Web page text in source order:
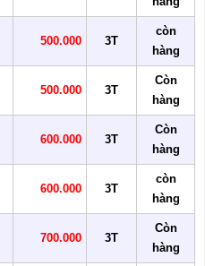
500.000 3T
còn
hàng
500.000 3T
Còn
hàng
600.000 3T
Còn
hàng
600.000 3T
còn
hàng
700.000 3T
Còn
hàng